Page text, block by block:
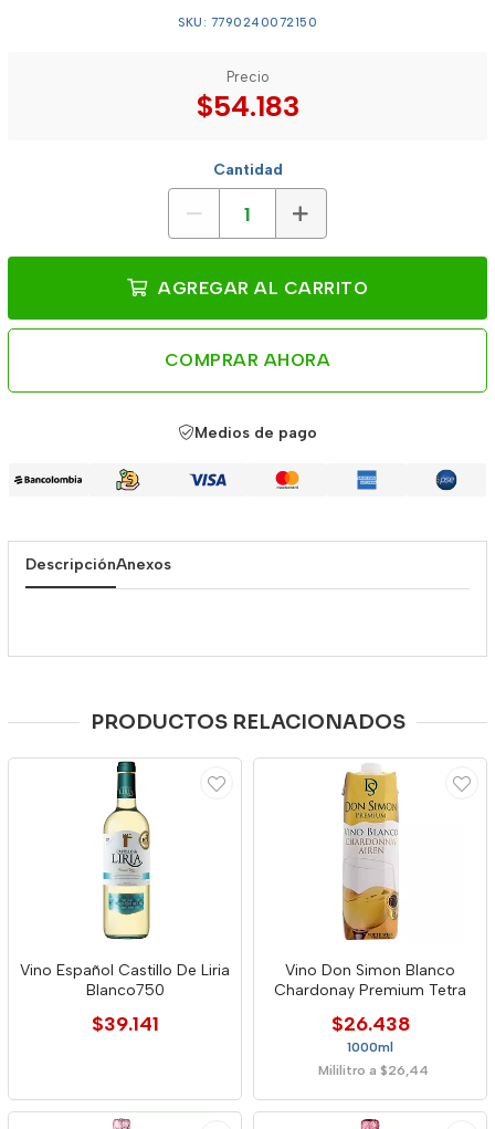
SKU: 7790240072150
Precio
$54.183
Cantidad
AGREGAR AL CARRITO
COMPRAR AHORA
Medios de pago
DescripciónAnexos
PRODUCTOS RELACIONADOS
Vino Español Castillo De Liria
Blanco750
$39.141
Vino Don Simon Blanco
Chardonay Premium Tetra
$26.438
1000ml
Mililitro a $26,44